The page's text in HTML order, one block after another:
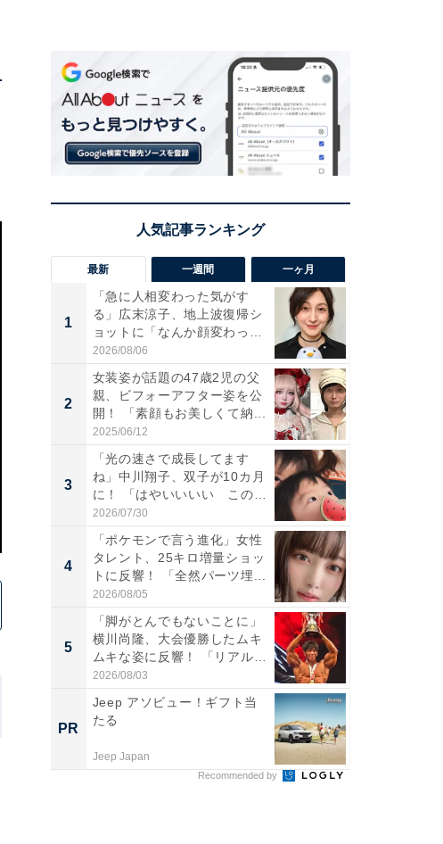
最新 一週間 一ヶ月
1
「急に人相変わった気がす
る」広末涼子、地上波復帰シ
ョットに「なんか顔変わっ
た」の...
2026/08/06
2
女装姿が話題の47歳2児の父
親、ビフォーアフター姿を公
開！ 「素顔もお美しくて納...
2025/06/12
3
「光の速さで成長してます
ね」中川翔子、双子が10カ月
に！ 「はやいいいい この
前...
2026/07/30
4
「ポケモンで言う進化」女性
タレント、25キロ増量ショッ
トに反響！ 「全然パーツ埋...
2026/08/05
5
「脚がとんでもないことに」
横川尚隆、大会優勝したムキ
ムキな姿に反響！ 「リアル
刃...
2026/08/03
PR
Jeep アソビュー！ギフト当
たる
Jeep Japan
Recommended by